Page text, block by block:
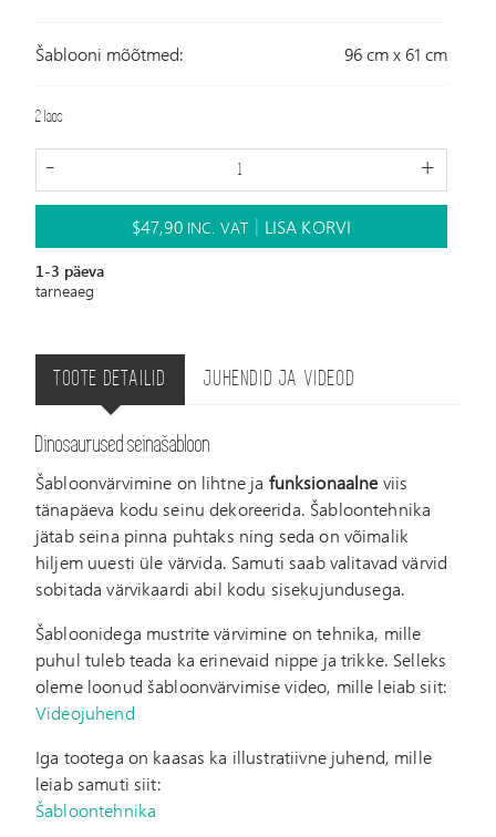
Šablooni mõõtmed: 96 cm x 61 cm
2 laos
- +
$47,90 INC. VAT LISA KORVI
1-3 päeva
tarneaeg
TOOTE DETAILID JUHENDID JA VIDEOD
Dinosaurused seinašabloon
Šabloonvärvimine on lihtne ja funksionaalneviis
tänapäeva kodu seinu dekoreerida. Šabloontehnika
jätab seina pinna puhtaks ning seda on võimalik
hiljem uuesti üle värvida. Samuti saab valitavad värvid
sobitada värvikaardi abil kodu sisekujundusega.
Šabloonidega mustrite värvimine on tehnika, mille
puhul tuleb teada ka erinevaid nippe ja trikke. Selleks
oleme loonud šabloonvärvimise video, mille leiab siit:
Videojuhend
Iga tootega on kaasas ka illustratiivne juhend, mille
leiab samuti siit:
Šabloontehnika